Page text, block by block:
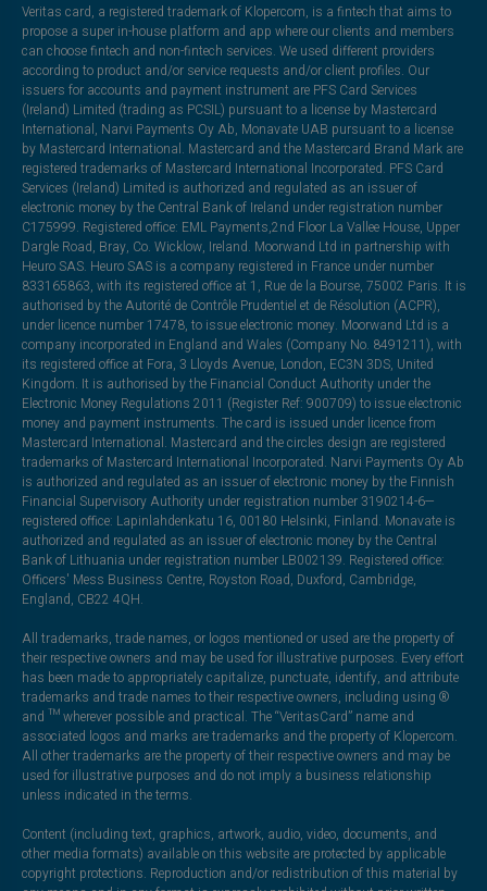
Veritas card, a registered trademark of Klopercom, is a fintech that aims to
propose a super in-house platform and app where our clients and members
can choose fintech and non-fintech services. We used different providers
according to product and/or service requests and/or client profiles. Our
issuers for accounts and payment instrument are PFS Card Services
(Ireland) Limited (trading as PCSIL) pursuant to a license by Mastercard
International, Narvi Payments Oy Ab, Monavate UAB pursuant to a license
by Mastercard International. Mastercard and the Mastercard Brand Mark are
registered trademarks of Mastercard International Incorporated. PFS Card
Services (Ireland) Limited is authorized and regulated as an issuer of
electronic money by the Central Bank of Ireland under registration number
C175999. Registered office: EML Payments,2nd Floor La Vallee House, Upper
Dargle Road, Bray, Co. Wicklow, Ireland. Moorwand Ltd in partnership with
Heuro SAS. Heuro SAS is a company registered in France under number
833165863, with its registered office at 1, Rue de la Bourse, 75002 Paris. It is
authorised by the Autorité de Contrôle Prudentiel et de Résolution (ACPR),
under licence number 17478, to issue electronic money. Moorwand Ltd is a
company incorporated in England and Wales (Company No. 8491211), with
its registered office at Fora, 3 Lloyds Avenue, London, EC3N 3DS, United
Kingdom. It is authorised by the Financial Conduct Authority under the
Electronic Money Regulations 2011 (Register Ref: 900709) to issue electronic
money and payment instruments. The card is issued under licence from
Mastercard International. Mastercard and the circles design are registered
trademarks of Mastercard International Incorporated. Narvi Payments Oy Ab
is authorized and regulated as an issuer of electronic money by the Finnish
Financial Supervisory Authority under registration number 3190214-6—
registered office: Lapinlahdenkatu 16, 00180 Helsinki, Finland. Monavate is
authorized and regulated as an issuer of electronic money by the Central
Bank of Lithuania under registration number LB002139. Registered office:
Officers' Mess Business Centre, Royston Road, Duxford, Cambridge,
England, CB22 4QH.
All trademarks, trade names, or logos mentioned or used are the property of
their respective owners and may be used for illustrative purposes. Every effort
has been made to appropriately capitalize, punctuate, identify, and attribute
trademarks and trade names to their respective owners, including using ®
and ™ wherever possible and practical. The “VeritasCard” name and
associated logos and marks are trademarks and the property of Klopercom.
All other trademarks are the property of their respective owners and may be
used for illustrative purposes and do not imply a business relationship
unless indicated in the terms.
Content (including text, graphics, artwork, audio, video, documents, and
other media formats) available on this website are protected by applicable
copyright protections. Reproduction and/or redistribution of this material by